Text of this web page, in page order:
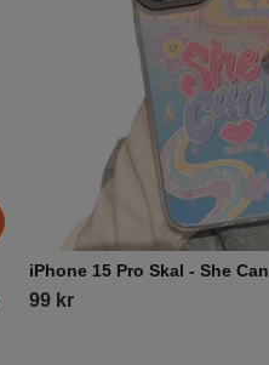
iPhone 15 Pro Skal - She Can
99 kr